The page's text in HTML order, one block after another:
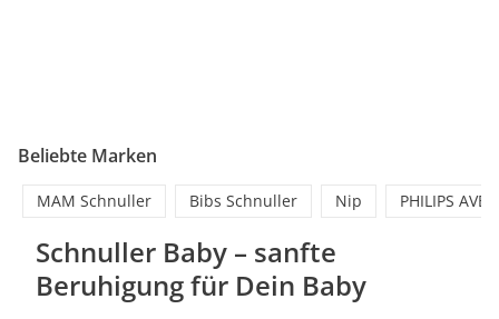
Beliebte Marken
MAM Schnuller Bibs Schnuller Nip PHILIPS
Schnuller Baby – sanfte
Beruhigung für Dein Baby